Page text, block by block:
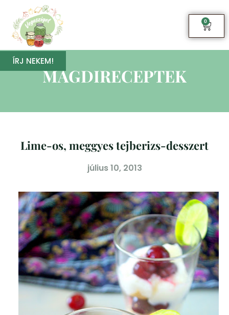
0
ÍRJ NEKEM!
MAGDIRECEPTEK
Lime-os, meggyes tejberizs-desszert
július 10, 2013